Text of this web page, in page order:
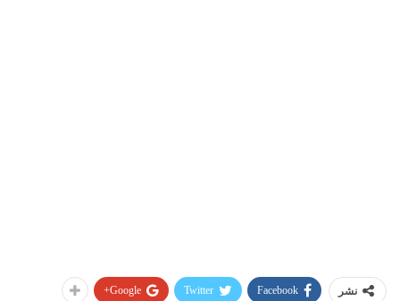
نشر Facebook
Twitter
Google+